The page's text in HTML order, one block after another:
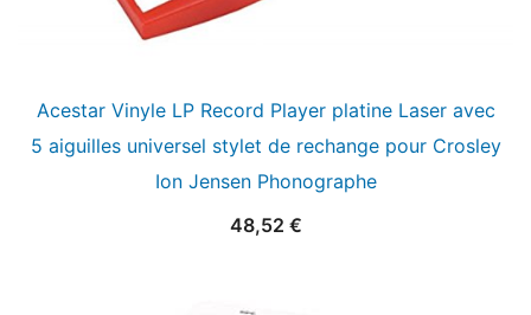
Acestar Vinyle LP Record Player platine Laser avec
5 aiguilles universel stylet de rechange pour Crosley
Ion Jensen Phonographe
48,52 €